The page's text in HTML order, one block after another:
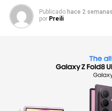
Publicado hace 2 semanas
por Preili